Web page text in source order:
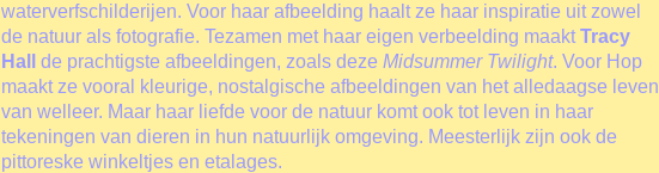
waterverfschilderijen. Voor haar afbeelding haalt ze haar inspiratie uit zowel
de natuur als fotografie. Tezamen met haar eigen verbeelding maakt Tracy
Hall
de prachtigste afbeeldingen, zoals deze Midsummer Twilight. Voor Hop
maakt ze vooral kleurige, nostalgische afbeeldingen van het alledaagse leven
van welleer. Maar haar liefde voor de natuur komt ook tot leven in haar
tekeningen van dieren in hun natuurlijk omgeving. Meesterlijk zijn ook de
pittoreske winkeltjes en etalages.